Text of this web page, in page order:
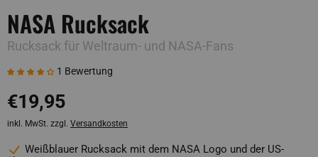
NASA Rucksack
Rucksack für Weltraum- und NASA-Fans
1 Bewertung
€19,95
inkl. MwSt. zzgl. Versandkosten
Weißblauer Rucksack mit dem NASA Logo und der US-